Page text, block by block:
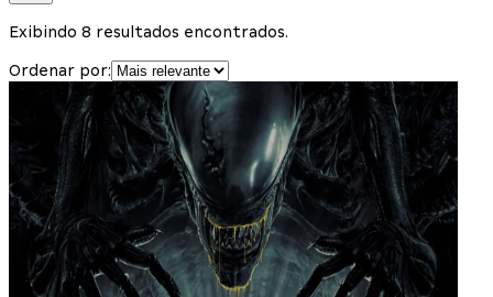
Exibindo 8 resultados encontrados.
Ordenar por: